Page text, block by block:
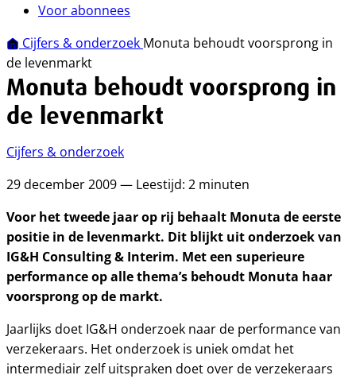
Voor abonnees
Cijfers & onderzoek Monuta behoudt voorsprong in
de levenmarkt
Monuta behoudt voorsprong in
de levenmarkt
Cijfers & onderzoek
29 december 2009 — Leestijd: 2 minuten
Voor het tweede jaar op rij behaalt Monuta de eerste
positie in de levenmarkt. Dit blijkt uit onderzoek van
IG&H Consulting & Interim. Met een superieure
performance op alle thema’s behoudt Monuta haar
voorsprong op de markt.
Jaarlijks doet IG&H onderzoek naar de performance van
verzekeraars. Het onderzoek is uniek omdat het
intermediair zelf uitspraken doet over de verzekeraars